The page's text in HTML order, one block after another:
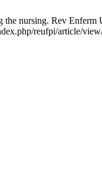
nursing. Rev
reufpi/article/